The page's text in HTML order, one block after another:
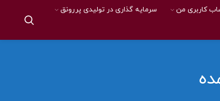
کاربری من سرمایه گذاری در تولیدی پررونق